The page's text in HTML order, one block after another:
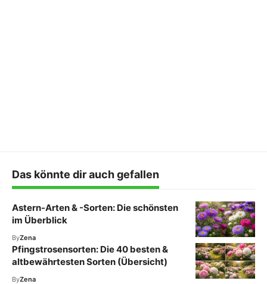
Das könnte dir auch gefallen
Astern-Arten & -Sorten: Die schönsten
im Überblick
ByZena
Pfingstrosensorten: Die 40 besten &
altbewährtesten Sorten (Übersicht)
ByZena